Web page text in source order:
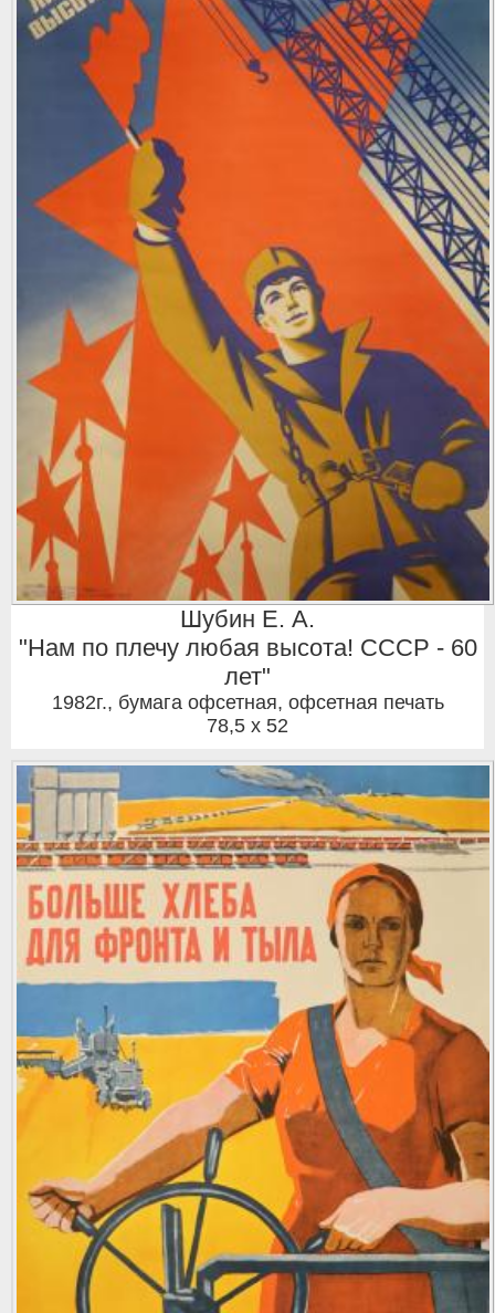
Шубин Е. А.
"Нам по плечу любая высота! СССР - 60
лет"
1982г., бумага офсетная, офсетная печать
78,5 x 52